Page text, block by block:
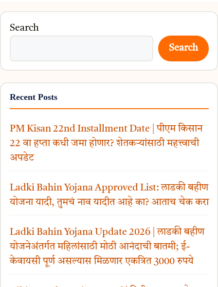
Search
Search
Recent Posts
PM Kisan 22nd Installment Date | पीएम किसान
22 वा हप्ता कधी जमा होणार? शेतकऱ्यांसाठी महत्त्वाची
अपडेट
Ladki Bahin Yojana Approved List: लाडकी बहीण
योजना यादी, तुमचं नाव यादीत आहे का? आताच चेक करा
Ladki Bahin Yojana Update 2026 | लाडकी बहीण
योजनेअंतर्गत महिलांसाठी मोठी आनंदाची बातमी; ई-
केवायसी पूर्ण असल्यास मिळणार एकत्रित 3000 रुपये